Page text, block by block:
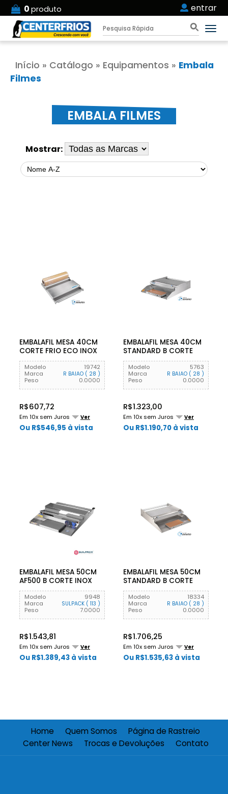
0produto entrar
Início » Catálogo » Equipamentos » Embala
Filmes
EMBALA FILMES
Mostrar:
EMBALAFIL MESA 40CM
CORTE FRIO ECO INOX
430 R BAIA
Modelo
19742
Marca
R BAIAO ( 28 )
Peso 0.0000
R$607,72
Em 10x sem Juros Ver
Ou R$546,95 à vista
EMBALAFIL MESA 40CM
STANDARD B CORTE
INOX 430 BIV
Modelo
5763
Marca
R BAIAO ( 28 )
Peso 0.0000
R$1.323,00
Em 10x sem Juros Ver
Ou R$1.190,70 à vista
EMBALAFIL MESA 50CM
AF500 B CORTE INOX
430 220V
Modelo
9948
Marca
SULPACK ( 113 )
Peso 7.0000
R$1.543,81
Em 10x sem Juros Ver
Ou R$1.389,43 à vista
EMBALAFIL MESA 50CM
STANDARD B CORTE
INOX 430 BIV
Modelo
18334
Marca
R BAIAO ( 28 )
Peso 0.0000
R$1.706,25
Em 10x sem Juros Ver
Ou R$1.535,63 à vista
Home Quem Somos
Página de Rastreio
Center News
Trocas e Devoluções Contato